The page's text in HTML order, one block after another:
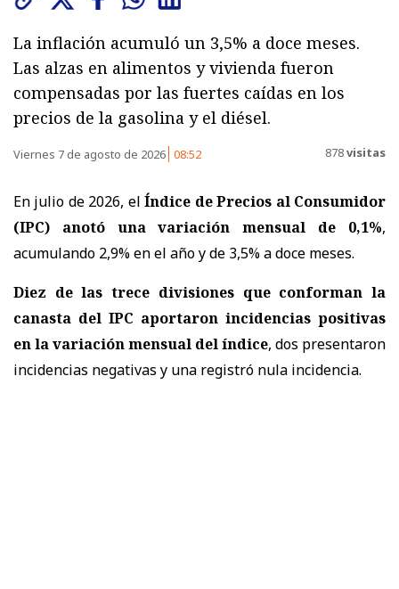
La inflación acumuló un 3,5% a doce meses.
Las alzas en alimentos y vivienda fueron
compensadas por las fuertes caídas en los
precios de la gasolina y el diésel.
Viernes 7 de agosto de 2026 08:52 878visitas
En julio de 2026, elÍndice de Precios al Consumidor
(IPC) anotó una variación mensual de 0,1%,
acumulando 2,9% en el año y de 3,5% a doce meses.
Diez de las trece divisiones que conforman la
canasta del IPC aportaron incidencias positivas
en la variación mensual del índice, dos presentaron
incidencias negativas y una registró nula incidencia.